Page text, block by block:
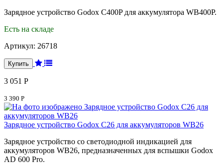
Зарядное устройство Godox C400P для аккумулятора WB400P.
Есть на складе
Артикул: 26718
3 051 Р
3 390 Р
Зарядное устройство Godox C26 для аккумуляторов WB26
Зарядное устройство со светодиодной индикацией для
аккумуляторов WB26, предназначенных для вспышки Godox
AD 600 Pro.